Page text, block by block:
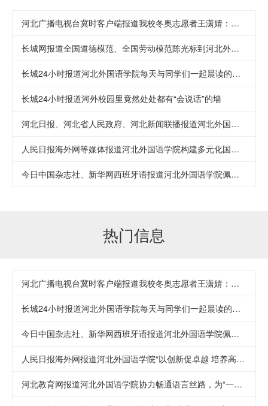
河北广播电视台冀时客户端报道我校冬奥志愿者王潇婧：志愿者伙伴们既有责任心，又充满才华和智慧
长城网报道全国道德模范、全国劳动模范陈光标到河北外国语学院举办专场报告会
长城24小时报道河北外国语学院每天与同学们一起晨读的孙校长
长城24小时报道河外校园里竟然处处都有“会说话”的墙
河北日报、河北省人民政府、河北新闻联播报道河北外国语学院佩雷斯院士获2020年度“燕赵友谊奖”
人民日报海外网等媒体报道河北外国语学院构建多元化国际合作模式
今日中国杂志社、新华网西班牙语报道河北外国语学院佩雷斯院士“一带一路”研究成果发布会
热门信息
河北广播电视台冀时客户端报道我校冬奥志愿者王潇婧：志愿者伙伴们既有责任心，又充满才华和智慧
长城24小时报道河北外国语学院每天与同学们一起晨读的孙校长
今日中国杂志社、新华网西班牙语报道河北外国语学院佩雷斯院士“一带一路”研究成果发布会
人民日报海外网报道河北外国语学院“以创新促卓越 培养高素质人才”
河北教育网报道河北外国语学院协力畅通语言丝路，为“一带一路”倡议贡献力量